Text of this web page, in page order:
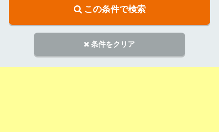
この条件で検索
条件をクリア